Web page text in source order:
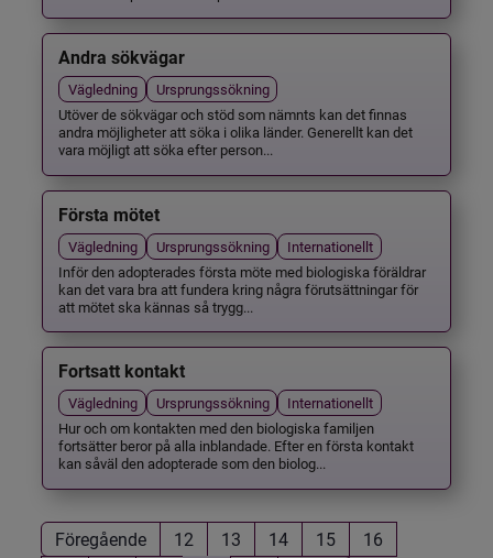
Andra sökvägar
Vägledning
Ursprungssökning
Utöver de sökvägar och stöd som nämnts kan det finnas
andra möjligheter att söka i olika länder. Generellt kan det
vara möjligt att söka efter person...
Första mötet
Vägledning Ursprungssökning
Internationellt
Inför den adopterades första möte med biologiska föräldrar
kan det vara bra att fundera kring några förutsättningar för
att mötet ska kännas så trygg...
Fortsatt kontakt
Vägledning Ursprungssökning
Internationellt
Hur och om kontakten med den biologiska familjen
fortsätter beror på alla inblandade. Efter en första kontakt
kan såväl den adopterade som den biolog...
Föregående 12 13 14 15
16